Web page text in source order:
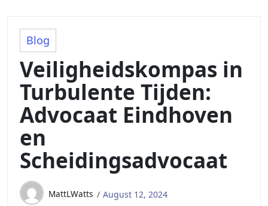
Blog
Veiligheidskompas in
Turbulente Tijden:
Advocaat Eindhoven
en
Scheidingsadvocaat
MattLWatts August 12, 2024